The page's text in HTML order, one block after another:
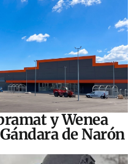
y Wenea
de Narón